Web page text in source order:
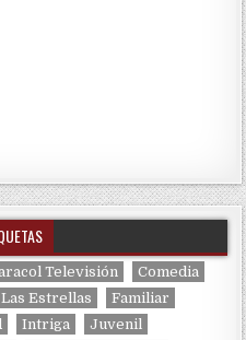
Televisión
Comedia
Las Estrellas
Familiar
Intriga
Juvenil